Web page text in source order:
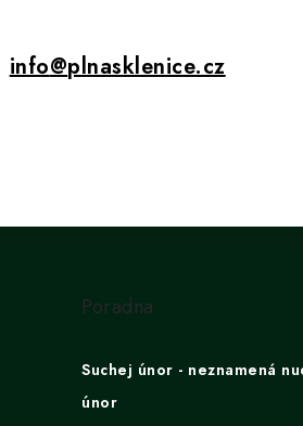
info@plnasklenice.cz
Poradna
Suchej únor - neznamená
únor